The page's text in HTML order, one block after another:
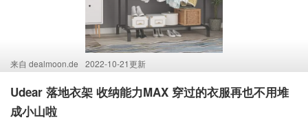
来自 dealmoon.de 2022-10-21更新
Udear 落地衣架 收纳能力MAX 穿过的衣服再也不用堆
成小山啦